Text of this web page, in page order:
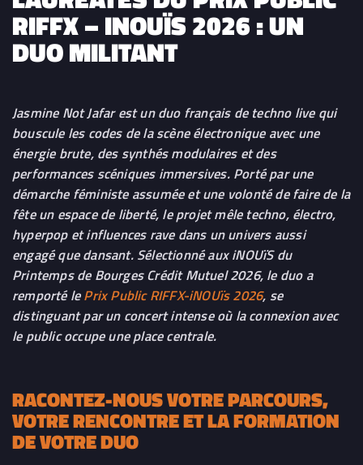
RIFFX – INOUÏS 2026 : UN
DUO MILITANT
Jasmine Not Jafar est un duo français de techno live qui
bouscule les codes de la scène électronique avec une
énergie brute, des synthés modulaires et des
performances scéniques immersives. Porté par une
démarche féministe assumée et une volonté de faire de la
fête un espace de liberté, le projet mêle techno, électro,
hyperpop et influences rave dans un univers aussi
engagé que dansant. Sélectionné aux iNOUïS du
Printemps de Bourges Crédit Mutuel 2026, le duo a
remporté lePrix Public RIFFX-iNOUïs 2026, se
distinguant par un concert intense où la connexion avec
le public occupe une place centrale.
RACONTEZ-NOUS VOTRE PARCOURS,
VOTRE RENCONTRE ET LA FORMATION
DE VOTRE DUO